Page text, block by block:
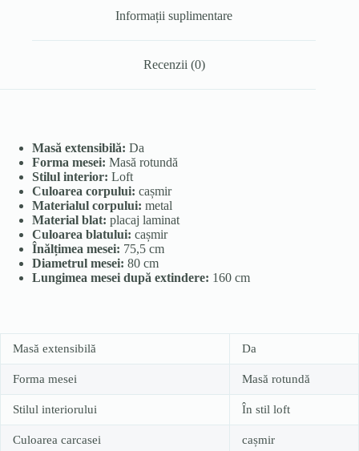
Informații suplimentare
Recenzii (0)
Masă extensibilă: Da
Forma mesei: Masă rotundă
Stilul interior: Loft
Culoarea corpului: cașmir
Materialul corpului: metal
Material blat: placaj laminat
Culoarea blatului: cașmir
Înălțimea mesei: 75,5 cm
Diametrul mesei: 80 cm
Lungimea mesei după extindere: 160 cm
Masă extensibilă Da
Forma mesei Masă rotundă
Stilul interiorului În stil loft
Culoarea carcasei cașmir